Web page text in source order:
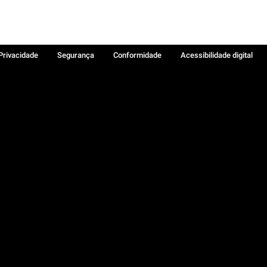
Segurança Conformidade
Acessibilidade digital